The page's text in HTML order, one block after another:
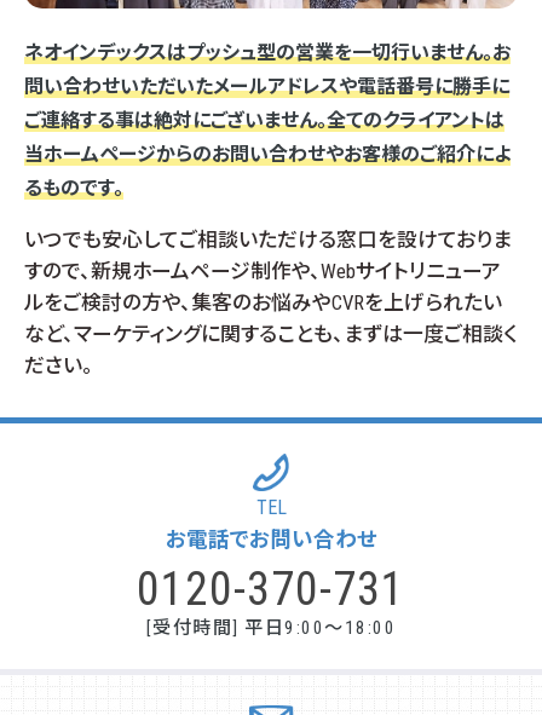
ネオインデックスはプッシュ型の営業を一切行いません。お
問い合わせいただいたメールアドレスや電話番号に勝手に
ご連絡する事は絶対にございません。全てのクライアントは
当ホームページからのお問い合わせやお客様のご紹介によ
るものです。
いつでも安心してご相談いただける窓口を設けておりま
すので、 新規ホームページ制作や、Webサイトリニューア
ルをご検討の方や、集客のお悩みやCVRを上げられたい
など、マーケティングに関することも、まずは一度ご相談く
ださい。
TEL
お電話でお問い合わせ
0120-370-731
[受付時間] 平日9:00～18:00